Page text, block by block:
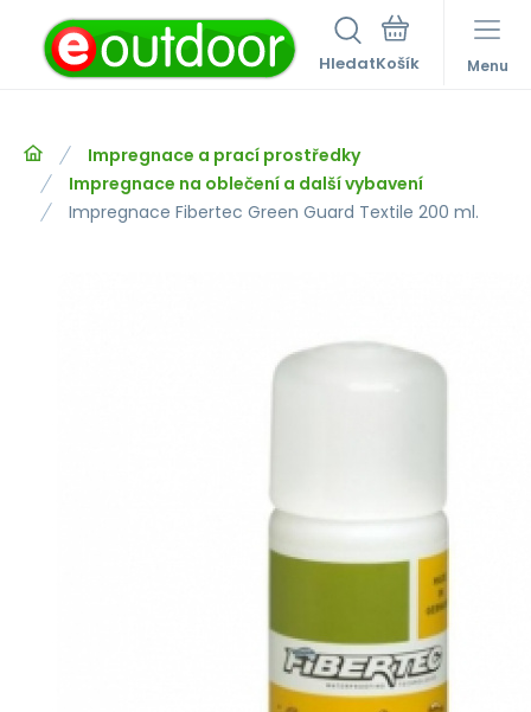
Hledat Menu
Impregnace a prací prostředky
Impregnace na oblečení a další vybavení
Impregnace Fibertec Green Guard Textile 200 ml.